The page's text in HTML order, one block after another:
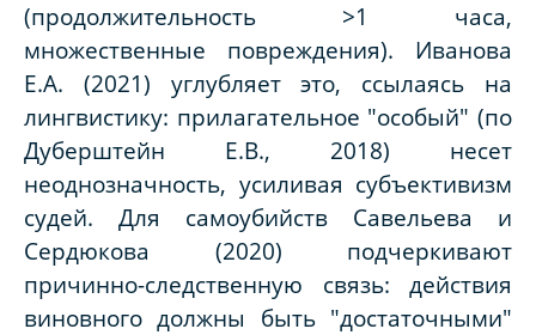
(продолжительность >1 часа,
множественные повреждения). Иванова
Е.А. (2021) углубляет это, ссылаясь на
лингвистику: прилагательное "особый" (по
Дуберштейн Е.В., 2018) несет
неоднозначность, усиливая субъективизм
судей. Для самоубийств Савельева и
Сердюкова (2020) подчеркивают
причинно-следственную связь: действия
виновного должны быть "достаточными"